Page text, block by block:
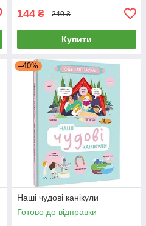
144 ₴ 240 ₴
Купити
–40%
Наші чудові канікули
Готово до відправки